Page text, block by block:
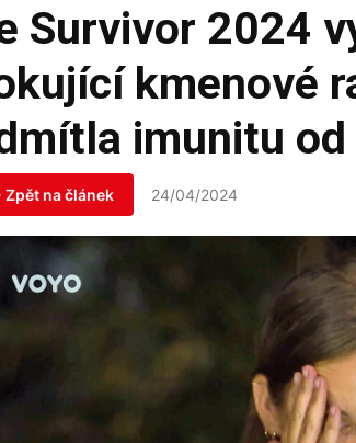
Survivor 2024
kmenové
imunitu
Zpět na článek 24/04/2024